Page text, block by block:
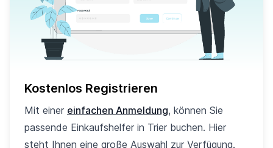
Kostenlos Registrieren
Mit einer einfachen Anmeldung, können Sie
passende Einkaufshelfer in Trier buchen. Hier
steht Ihnen eine große Auswahl zur Verfügung.